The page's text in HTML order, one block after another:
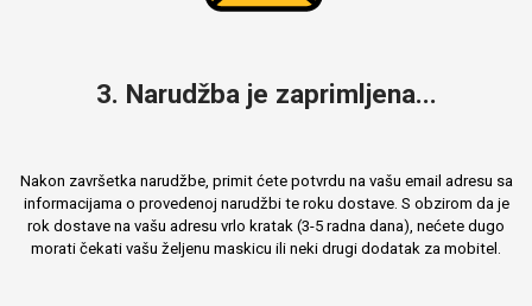
3. Narudžba je zaprimljena...
Nakon završetka narudžbe, primit ćete potvrdu na vašu email adresu sa
informacijama o provedenoj narudžbi te roku dostave. S obzirom da je
rok dostave na vašu adresu vrlo kratak (3-5 radna dana), nećete dugo
morati čekati vašu željenu maskicu ili neki drugi dodatak za mobitel.